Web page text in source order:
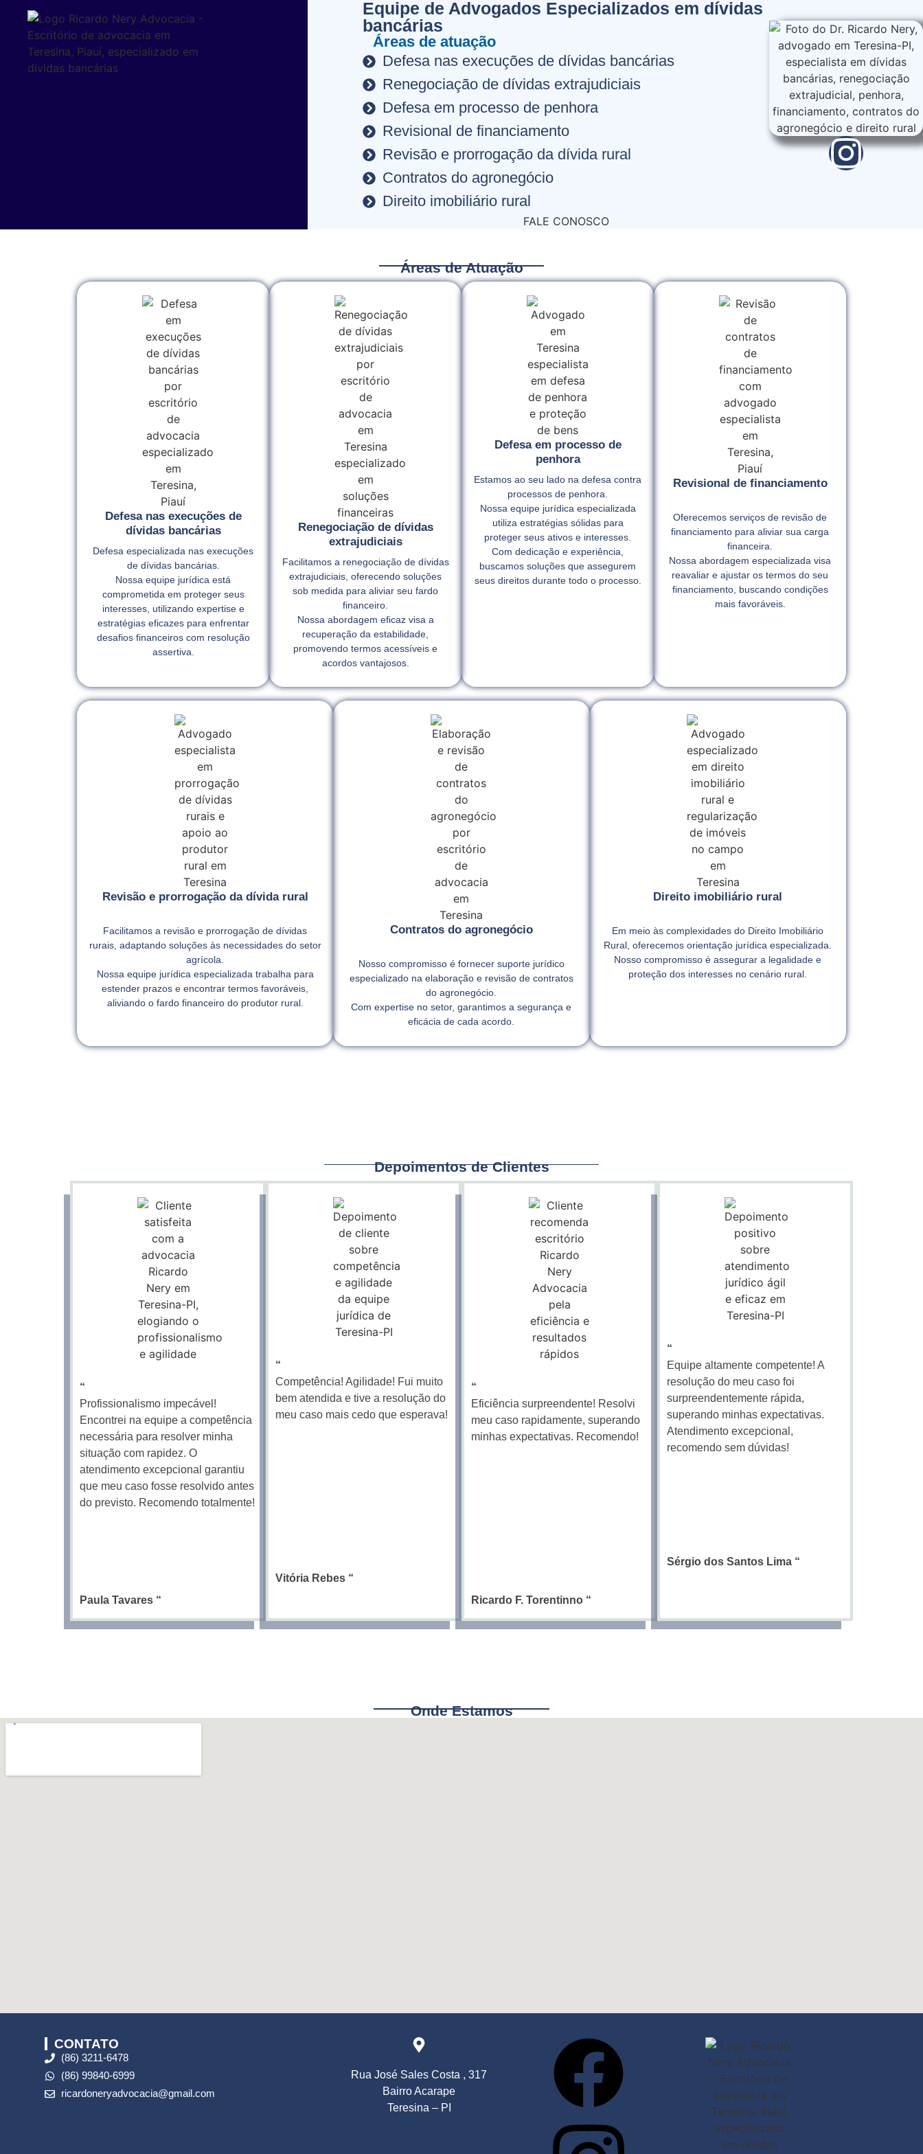
Equipe de Advogados Especializados em dívidas
bancárias
Áreas de atuação
Defesa nas execuções de dívidas bancárias
Renegociação de dívidas extrajudiciais
Defesa em processo de penhora
Revisional de financiamento
Revisão e prorrogação da dívida rural
Contratos do agronegócio
Direito imobiliário rural
FALE CONOSCO
Áreas de Atuação
Defesa nas execuções de
dívidas bancárias
Defesa especializada nas execuções
de dívidas bancárias.
Nossa equipe jurídica está
comprometida em proteger seus
interesses, utilizando expertise e
estratégias eficazes para enfrentar
desafios financeiros com resolução
assertiva.
Renegociação de dívidas
extrajudiciais
Facilitamos a renegociação de dívidas
extrajudiciais, oferecendo soluções
sob medida para aliviar seu fardo
financeiro.
Nossa abordagem eficaz visa a
recuperação da estabilidade,
promovendo termos acessíveis e
acordos vantajosos.
Defesa em processo de
penhora
Estamos ao seu lado na defesa contra
processos de penhora.
Nossa equipe jurídica especializada
utiliza estratégias sólidas para
proteger seus ativos e interesses.
Com dedicação e experiência,
buscamos soluções que assegurem
seus direitos durante todo o processo.
Revisional de financiamento
Oferecemos serviços de revisão de
financiamento para aliviar sua carga
financeira.
Nossa abordagem especializada visa
reavaliar e ajustar os termos do seu
financiamento, buscando condições
mais favoráveis.
Revisão e prorrogação da dívida rural
Facilitamos a revisão e prorrogação de dívidas
rurais, adaptando soluções às necessidades do setor
agrícola.
Nossa equipe jurídica especializada trabalha para
estender prazos e encontrar termos favoráveis,
aliviando o fardo financeiro do produtor rural.
Contratos do agronegócio
Nosso compromisso é fornecer suporte jurídico
especializado na elaboração e revisão de contratos
do agronegócio.
Com expertise no setor, garantimos a segurança e
eficácia de cada acordo.
Direito imobiliário rural
Em meio às complexidades do Direito Imobiliário
Rural, oferecemos orientação jurídica especializada.
Nosso compromisso é assegurar a legalidade e
proteção dos interesses no cenário rural.
Depoimentos de Clientes
“
Profissionalismo impecável!
Encontrei na equipe a competência
necessária para resolver minha
situação com rapidez. O
atendimento excepcional garantiu
que meu caso fosse resolvido antes
do previsto. Recomendo totalmente!
Paula Tavares “
“
Competência! Agilidade! Fui muito
bem atendida e tive a resolução do
meu caso mais cedo que esperava!
Vitória Rebes “
“
Eficiência surpreendente! Resolvi
meu caso rapidamente, superando
minhas expectativas. Recomendo!
Ricardo F. Torentinno “
“
Equipe altamente competente! A
resolução do meu caso foi
surpreendentemente rápida,
superando minhas expectativas.
Atendimento excepcional,
recomendo sem dúvidas!
Sérgio dos Santos Lima “
Onde Estamos
(86) 3211-6478
(86) 99840-6999
ricardoneryadvocacia@gmail.com
CONTATO
Rua José Sales Costa , 317
Bairro Acarape
Teresina – PI